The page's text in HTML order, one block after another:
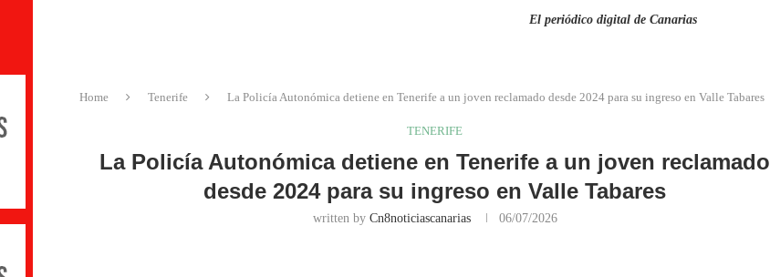
El periódico digital de Canarias
Home Tenerife La Policía Autonómica detiene en Tenerife a un joven reclamado desde 2024 para su ingreso en Valle Tabares
TENERIFE
La Policía Autonómica detiene en Tenerife a un joven reclamado
desde 2024 para su ingreso en Valle Tabares
written by Cn8noticiascanarias 06/07/2026